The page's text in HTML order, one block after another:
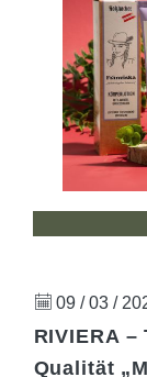
09 / 03 /
RIVIERA
Qualität